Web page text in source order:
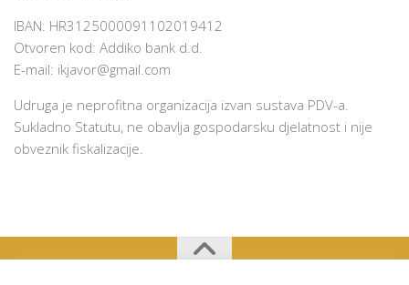
IBAN: HR3125000091102019412
Otvoren kod: Addiko bank d.d.
E-mail: ikjavor@gmail.com
Udruga je neprofitna organizacija izvan sustava PDV-a.
Sukladno Statutu, ne obavlja gospodarsku djelatnost i nije
obveznik fiskalizacije.